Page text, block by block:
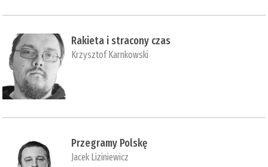
Rakieta i stracony czas
Krzysztof Karnkowski
Przegramy Polskę
Jacek Liziniewicz